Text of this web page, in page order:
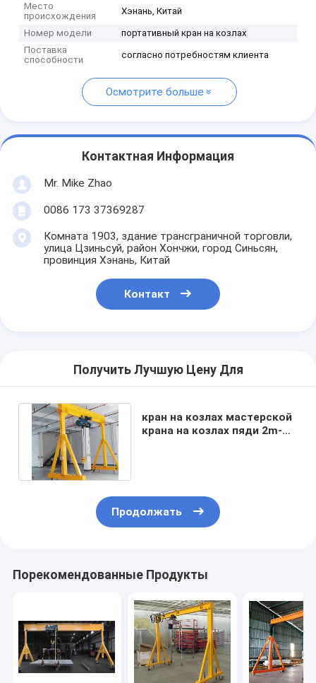
Место
происхождения
Хэнань, Китай
Номер модели
портативный кран на козлах
Поставка
способности
согласно потребностям клиента
Осмотрите больше
Контактная Информация
Mr. Mike Zhao
0086 173 37369287
Комната 1903, здание трансграничной торговли,
улица Цзиньсуй, район Хончжи, город Синьсян,
провинция Хэнань, Китай
Контакт
Получить Лучшую Цену Для
кран на козлах мастерской
крана на козлах пяди 2m-
Продолжать
Порекомендованные Продукты